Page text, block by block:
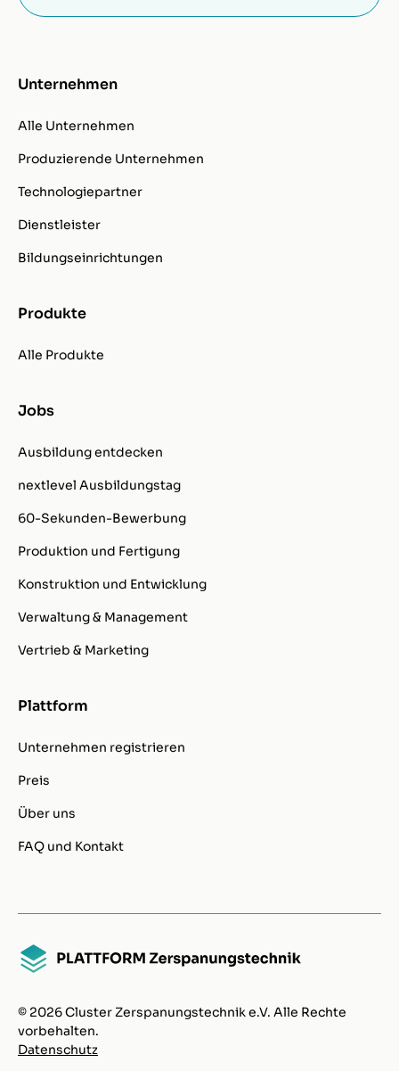
Unternehmen
Alle Unternehmen
Produzierende Unternehmen
Technologiepartner
Dienstleister
Bildungseinrichtungen
Produkte
Alle Produkte
Jobs
Ausbildung entdecken
nextlevel Ausbildungstag
60-Sekunden-Bewerbung
Produktion und Fertigung
Konstruktion und Entwicklung
Verwaltung & Management
Vertrieb & Marketing
Plattform
Unternehmen registrieren
Preis
Über uns
FAQ und Kontakt
© 2026 Cluster Zerspanungstechnik e.V. Alle Rechte
vorbehalten.
Datenschutz